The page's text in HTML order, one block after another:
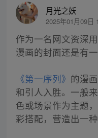
月光之妖
2025年01月09日
作为一名网文资深
漫画的封面还是有一
《第一序列》 的漫
和引人入胜。一般
色或场景作为主题
彩搭配，营造出一